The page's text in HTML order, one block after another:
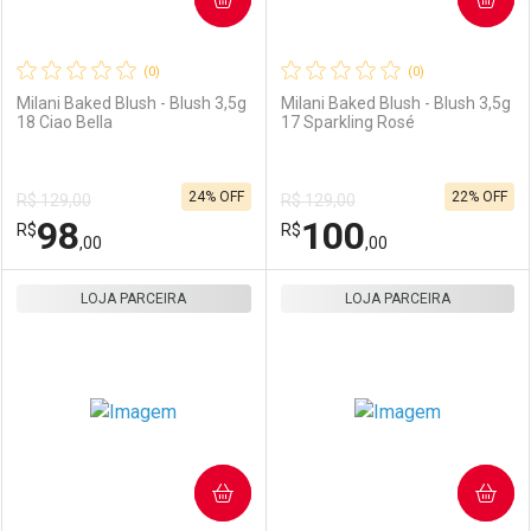
Comprar sem Desconto
Por R$ 110,00/cada
Comprar sem Desconto
Por R$ 110,00/cada
Comprar sem Desconto
Por R$ 100,00/cada
Comprar sem Desconto
Por R$ 100,00/cada
(0)
Milani Baked Blush - Blush 3,5g
18 Ciao Bella
R$ 129,00
R$98,00
24% OFF
(0)
Milani Baked Blush - Blush 3,5g
17 Sparkling Rosé
R$ 129,00
R$100,00
22% OFF
LOJA PARCEIRA
COMPRAR
LOJA PARCEIRA
COMPRAR